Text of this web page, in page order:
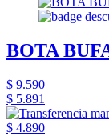
BOTA
$ 9.590
$ 5.891
$ 4.890